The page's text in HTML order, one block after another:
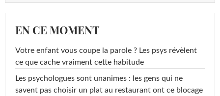
EN CE MOMENT
Votre enfant vous coupe la parole ? Les psys révèlent
ce que cache vraiment cette habitude
Les psychologues sont unanimes : les gens qui ne
savent pas choisir un plat au restaurant ont ce blocage